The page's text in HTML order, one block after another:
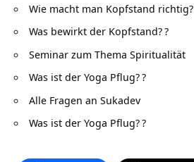
Wie macht man Kopfstand richtig?
Was bewirkt der Kopfstand??
Seminar zum Thema Spiritualität
Was ist der Yoga Pflug??
Alle Fragen an Sukadev
Was ist der Yoga Pflug??